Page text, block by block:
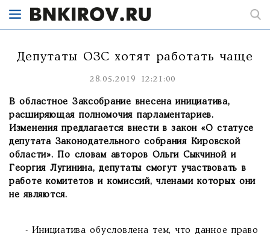
Депутаты ОЗС хотят работать чаще
28.05.2019 12:21:00
В областное Заксобрание внесена инициатива,
расширяющая полномочия парламентариев.
Изменения предлагается внести в закон «О статусе
депутата Законодательного собрания Кировской
области».По словам авторов Ольги Сыкчиной и
Георгия Лугинина, депутаты смогут участвовать в
работе комитетов и комиссий, членами которых они
не являются.
- Инициатива обусловлена тем, что данное право